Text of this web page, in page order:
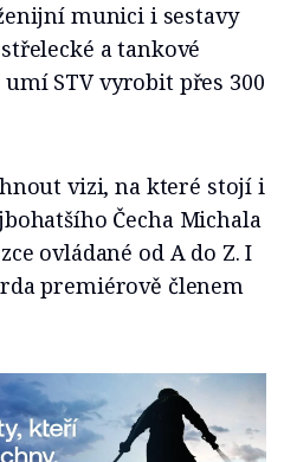
munici i sestavy
a tankové
STV vyrobit přes 300
vizi, na které stojí i
Čecha Michala
ovládané od A do Z. I
premiérově členem